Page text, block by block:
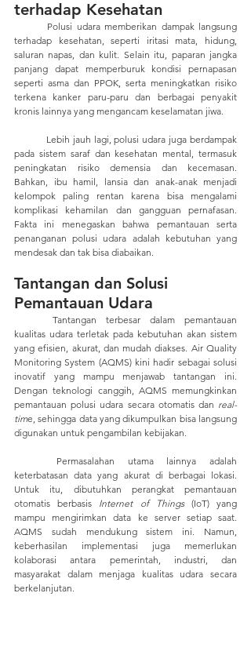
terhadap Kesehatan
terhadap kesehatan, seperti iritasi mata, hidung,
saluran napas, dan kulit. Selain itu, paparan jangka
panjang dapat memperburuk kondisi pernapasan
seperti asma dan PPOK, serta meningkatkan risiko
terkena kanker paru-paru dan berbagai penyakit
kronis lainnya yang mengancam keselamatan jiwa.
pada sistem saraf dan kesehatan mental, termasuk
peningkatan risiko demensia dan kecemasan.
Bahkan, ibu hamil, lansia dan anak-anak menjadi
kelompok paling rentan karena bisa mengalami
komplikasi kehamilan dan gangguan pernafasan.
Fakta ini menegaskan bahwa pemantauan serta
penanganan polusi udara adalah kebutuhan yang
mendesak dan tak bisa diabaikan.
Tantangan dan Solusi
Pemantauan Udara
Tantangan terbesar dalam pemantauan
kualitas udara terletak pada kebutuhan akan sistem
yang efisien, akurat, dan mudah diakses. Air Quality
Monitoring System (AQMS) kini hadir sebagai solusi
inovatif yang mampu menjawab tantangan ini.
Dengan teknologi canggih, AQMS memungkinkan
pemantauan polusi udara secara otomatis dan real-
time, sehingga data yang dikumpulkan bisa langsung
digunakan untuk pengambilan kebijakan.
keterbatasan data yang akurat di berbagai lokasi.
Untuk itu, dibutuhkan perangkat pemantauan
otomatis berbasis Internet of Things (IoT) yang
mampu mengirimkan data ke server setiap saat.
AQMS sudah mendukung sistem ini. Namun,
keberhasilan implementasi juga memerlukan
kolaborasi antara pemerintah, industri, dan
masyarakat dalam menjaga kualitas udara secara
berkelanjutan.